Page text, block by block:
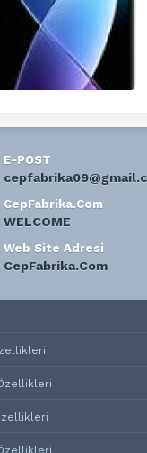
E-POST
CepFabrika.Com
WELCOME
Web Site Adresi
CepFabrika.Com